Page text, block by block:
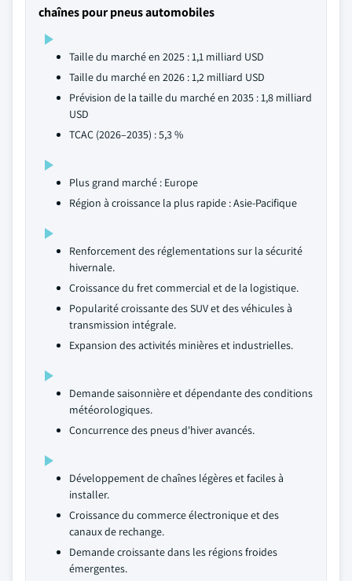
chaînes pour pneus automobiles
Taille du marché en 2025 : 1,1 milliard USD
Taille du marché en 2026 : 1,2 milliard USD
Prévision de la taille du marché en 2035 : 1,8 milliard
USD
TCAC (2026–2035) : 5,3 %
Plus grand marché : Europe
Région à croissance la plus rapide : Asie-Pacifique
Renforcement des réglementations sur la sécurité
hivernale.
Croissance du fret commercial et de la logistique.
Popularité croissante des SUV et des véhicules à
transmission intégrale.
Expansion des activités minières et industrielles.
Demande saisonnière et dépendante des conditions
météorologiques.
Concurrence des pneus d'hiver avancés.
Développement de chaînes légères et faciles à
installer.
Croissance du commerce électronique et des
canaux de rechange.
Demande croissante dans les régions froides
émergentes.